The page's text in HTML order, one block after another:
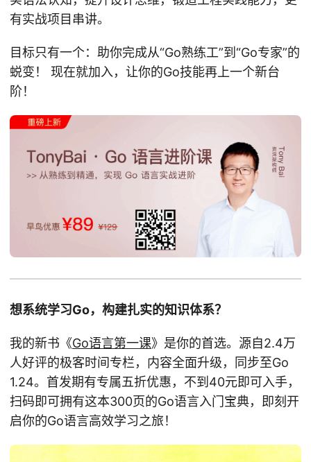
有实战项目串讲。
目标只有一个：助你完成从“Go熟练工”到“Go专家”的
蜕变！ 现在就加入，让你的Go技能再上一个新台
阶！
想系统学习Go，构建扎实的知识体系？
我的新书《Go语言第一课》是你的首选。源自2.4万
人好评的极客时间专栏，内容全面升级，同步至Go
1.24。首发期有专属五折优惠，不到40元即可入手，
扫码即可拥有这本300页的Go语言入门宝典，即刻开
启你的Go语言高效学习之旅！